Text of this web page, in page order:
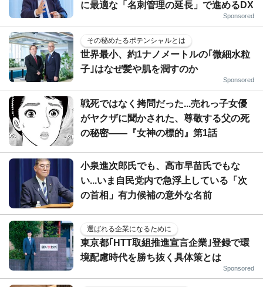
に最適な「名刺管理の延長」で進めるDX
Sponsored
その秘めたるポテンシャルとは
世界最小、約1ナノメートルの｢微細水粒
子｣はなぜ髪や肌を潤すのか
Sponsored
戦死ではなく拷問だった...売れっ子女優
がヤクザに聞かされた、尊敬する父の死
の秘密――『女神の標的』第1話
小泉進次郎氏でも、高市早苗氏でもな
い...いま自民党内で急浮上している「次
の首相」有力候補の意外な名前
選ばれる企業になるために
東京都｢HTT取組推進宣言企業｣登録で環
境配慮時代を勝ち抜く具体策とは
Sponsored